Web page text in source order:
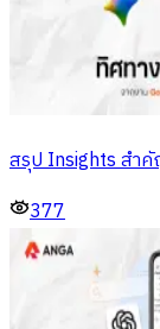
สรุป Insights สำ
377